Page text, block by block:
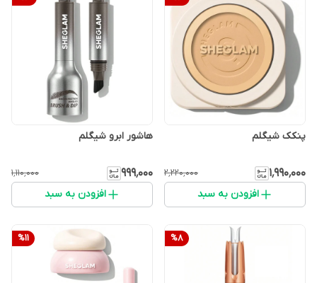
پنکک شیگلم
۱٬۹۹۰٬۰۰۰ ۲٬۲۲۰٬۰۰۰
افزودن به سبد
هاشور ابرو شیگلم
۹۹۹٬۰۰۰ ۱٬۱۱۰٬۰۰۰
افزودن به سبد
%8
%11